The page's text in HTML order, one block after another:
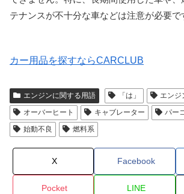
テナンスが不十分な車などは注意が必要で
カー用品を探すならCARCLUB
エンジンに関する用語 「は」
エンジ
オーバーヒート
キャブレーター
パー
始動不良
燃料系
X Facebook
Pocket LINE